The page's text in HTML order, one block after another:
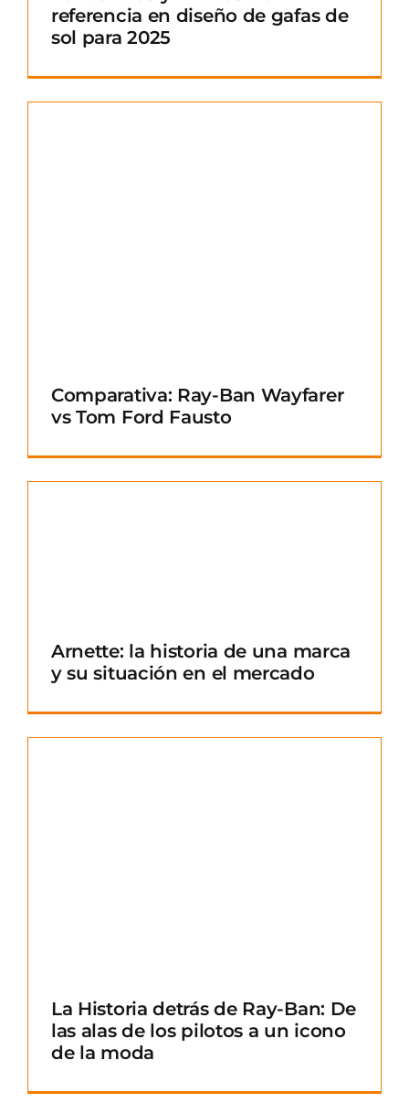
referencia en diseño de gafas de
sol para 2025
Comparativa: Ray-Ban Wayfarer
vs Tom Ford Fausto
Arnette: la historia de una marca
y su situación en el mercado
La Historia detrás de Ray-Ban: De
las alas de los pilotos a un icono
de la moda